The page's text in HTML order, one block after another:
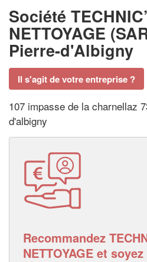
Société
NETTOYAGE
Pierre-d'Albigny
Il s'agit de votre entreprise ?
107 impasse de la charnellaz
d'albigny
Recommandez
NETTOYAGE et